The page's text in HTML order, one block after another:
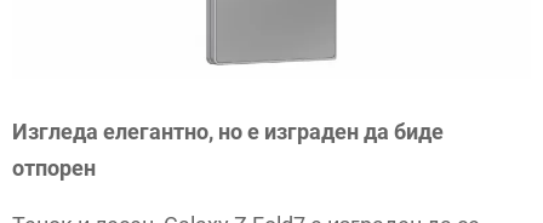
Изгледа елегантно, но е изграден да биде
отпорен